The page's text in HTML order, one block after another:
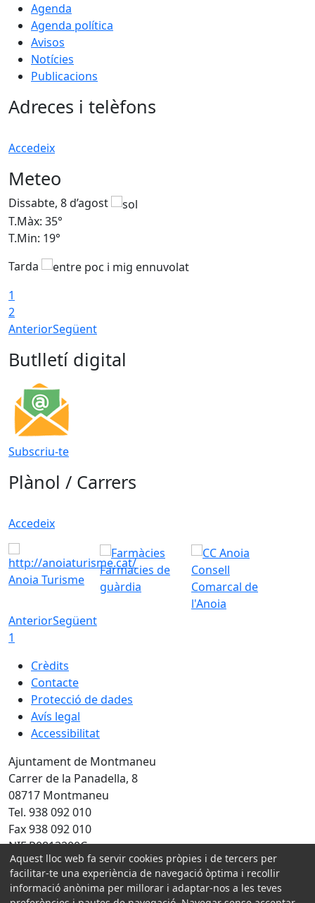
Agenda
Agenda política
Avisos
Notícies
Publicacions
Adreces i telèfons
Accedeix
Meteo
Dissabte, 8 d’agost
T.Màx: 35°
T.Min: 19°
Tarda
1
2
AnteriorSegüent
Butlletí digital
Subscriu-te
Plànol / Carrers
Accedeix
Anoia Turisme
Farmàcies de
guàrdia
Consell
Comarcal de
l'Anoia
AnteriorSegüent
1
Crèdits
Contacte
Protecció de dades
Avís legal
Accessibilitat
Ajuntament de Montmaneu
Carrer de la Panadella, 8
08717 Montmaneu
Tel. 938 092 010
Fax 938 092 010
NIF P0813200C
Amb la col·laboració de:
Aquest lloc web fa servir cookies pròpies i de tercers per
facilitar-te una experiència de navegació òptima i recollir
informació anònima per millorar i adaptar-nos a les teves